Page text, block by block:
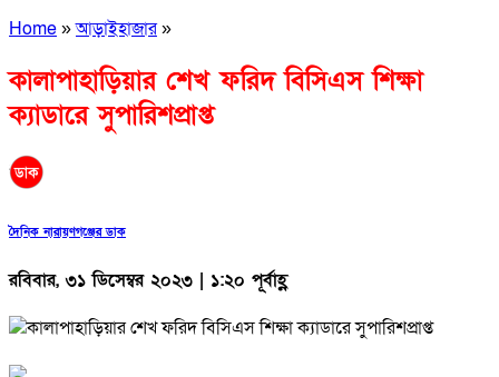
Home»আড়াইহাজার»
কালাপাহাড়িয়ার শেখ ফরিদ বিসিএস শিক্ষা
ক্যাডারে সুপারিশপ্রাপ্ত
দৈনিক নারায়ণগঞ্জের ডাক
রবিবার, ৩১ ডিসেম্বর ২০২৩ | ১:২০ পূর্বাহ্ণ